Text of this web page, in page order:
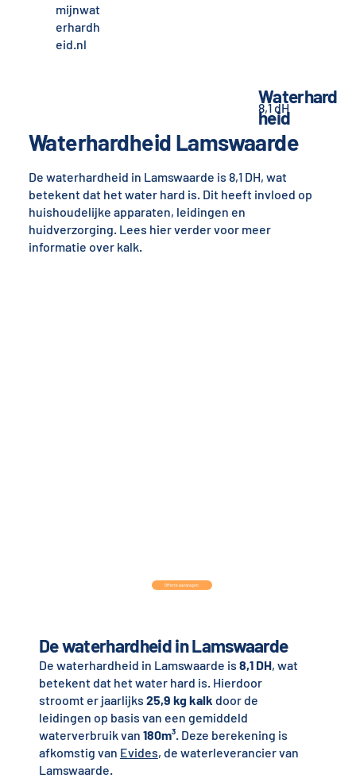
mijnwat
erhardh
eid.nl
Waterhardheid Lamswaarde
De waterhardheid in Lamswaarde is 8,1 DH, wat
betekent dat het water hard is. Dit heeft invloed op
huishoudelijke apparaten, leidingen en
huidverzorging. Lees hier verder voor meer
informatie over kalk.
Waterhard
heid
8,1 dH
De waterhardheid in Lamswaarde
De waterhardheid in Lamswaarde is 8,1 DH, wat
betekent dat het water hard is. Hierdoor
stroomt er jaarlijks 25,9 kg kalk door de
leidingen op basis van een gemiddeld
waterverbruik van 180m³. Deze berekening is
afkomstig van Evides, de waterleverancier van
Lamswaarde.
Offerte aanvragen